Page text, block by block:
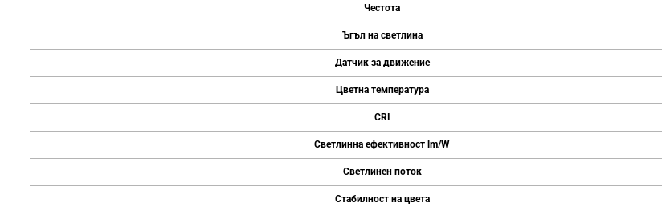
Честота
Ъгъл на светлина
Датчик за движение
Цветна температура
CRI
Светлинна ефективност lm/W
Светлинен поток
Стабилност на цвета